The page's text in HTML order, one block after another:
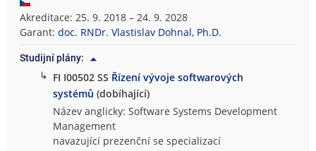
Akreditace: 25. 9. 2018 – 24. 9. 2028
Garant:doc. RNDr. Vlastislav Dohnal, Ph.D.
Studijní plány:
↳ FI I00502 SS Řízení vývoje softwarových
systémů (dobíhající)
Název anglicky: Software Systems Development
Management
navazující prezenční se specializací